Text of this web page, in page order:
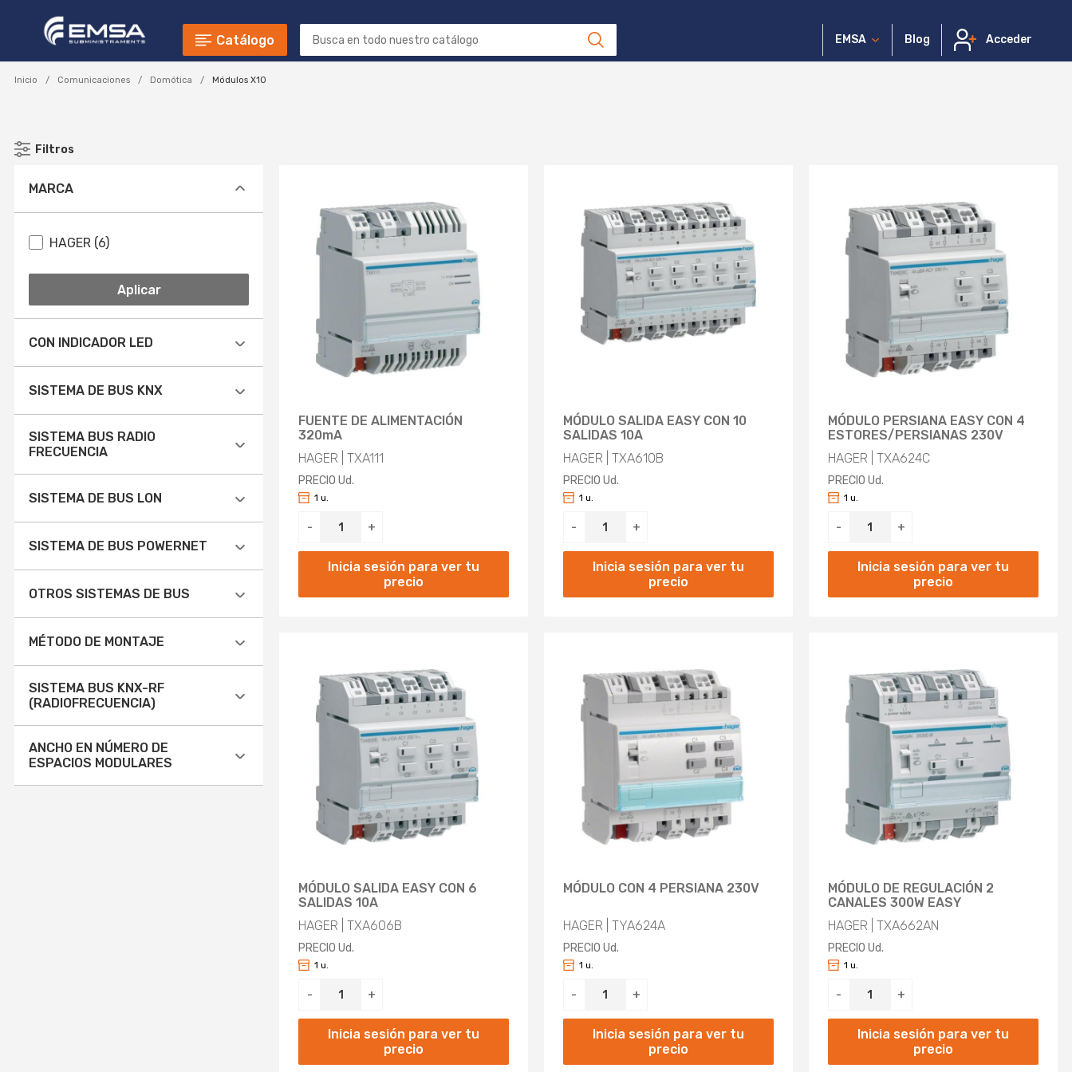
EMSA Blog Acceder
Catálogo
Inicio Comunicaciones Domótica Módulos X10
Filtros
MARCA
HAGER (6)
Aplicar
CON INDICADOR LED
SÍ (6)
Aplicar
SISTEMA DE BUS KNX
SÍ (6)
Aplicar
SISTEMA BUS RADIO
FRECUENCIA
NO (6)
Aplicar
SISTEMA DE BUS LON
NO (6)
Aplicar
SISTEMA DE BUS POWERNET
NO (6)
Aplicar
OTROS SISTEMAS DE BUS
NINGUNO (6)
Aplicar
MÉTODO DE MONTAJE
DRA (ADAPTADOR PARA CARRIL
DIN) (6)
Aplicar
SISTEMA BUS KNX-RF
(RADIOFRECUENCIA)
NO (6)
Aplicar
ANCHO EN NÚMERO DE
ESPACIOS MODULARES
FUENTE DE ALIMENTACIÓN
320mA
HAGER | TXA111
PRECIO Ud.
- +
1 u.
Inicia sesión para ver tu
precio
MÓDULO SALIDA EASY CON 10
SALIDAS 10A
HAGER | TXA610B
PRECIO Ud.
- +
1 u.
Inicia sesión para ver tu
precio
MÓDULO PERSIANA EASY CON 4
ESTORES/PERSIANAS 230V
HAGER | TXA624C
PRECIO Ud.
- +
1 u.
Inicia sesión para ver tu
precio
MÓDULO SALIDA EASY CON 6
SALIDAS 10A
HAGER | TXA606B
PRECIO Ud.
- +
1 u.
Inicia sesión para ver tu
precio
MÓDULO CON 4 PERSIANA 230V
HAGER | TYA624A
PRECIO Ud.
- +
1 u.
Inicia sesión para ver tu
precio
MÓDULO DE REGULACIÓN 2
CANALES 300W EASY
HAGER | TXA662AN
PRECIO Ud.
- +
1 u.
Inicia sesión para ver tu
precio